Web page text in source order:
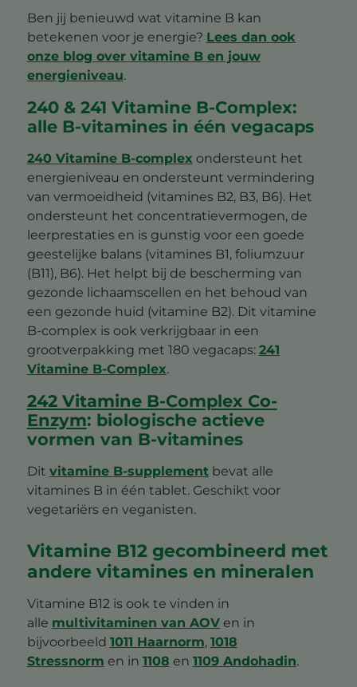
Ben jij benieuwd wat vitamine B kan
betekenen voor je energie? Lees dan ook
onze blog over vitamine B en jouw
energieniveau.
240 & 241 Vitamine B-Complex:
alle B-vitamines in één vegacaps
240 Vitamine B-complex ondersteunt het
energieniveau en ondersteunt vermindering
van vermoeidheid (vitamines B2, B3, B6). Het
ondersteunt het concentratievermogen, de
leerprestaties en is gunstig voor een goede
geestelijke balans (vitamines B1, foliumzuur
(B11), B6). Het helpt bij de bescherming van
gezonde lichaamscellen en het behoud van
een gezonde huid (vitamine B2). Dit vitamine
B-complex is ook verkrijgbaar in een
grootverpakking met 180 vegacaps: 241
Vitamine B-Complex.
242 Vitamine B-Complex Co-
Enzym: biologische actieve
vormen van B-vitamines
Dit vitamine B-supplementbevat alle
vitamines B in één tablet. Geschikt voor
vegetariërs en veganisten.
Vitamine B12 gecombineerd met
andere vitamines en mineralen
Vitamine B12 is ook te vinden in
alle multivitaminen van AOVen in
bijvoorbeeld 1011 Haarnorm, 1018
Stressnorm en in 1108 en 1109 Andohadin.